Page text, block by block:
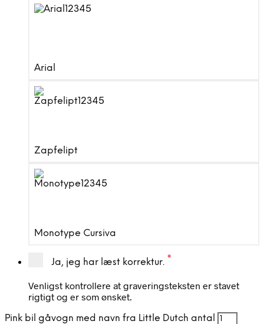
Arial
Zapfelipt
Monotype Cursiva
Ja, jeg har læst korrektur. *
Venligst kontrollere at graveringsteksten er stavet
rigtigt og er som ønsket.
Pink bil gåvogn med navn fra Little Dutch antal